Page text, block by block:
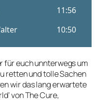
für euch unnterwegs um
retten und tolle Sachen
wir das lang erwartete
von The Cure,